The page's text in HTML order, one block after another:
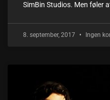
SimBin Studios. Men føler
8. september, 2017 Ingen